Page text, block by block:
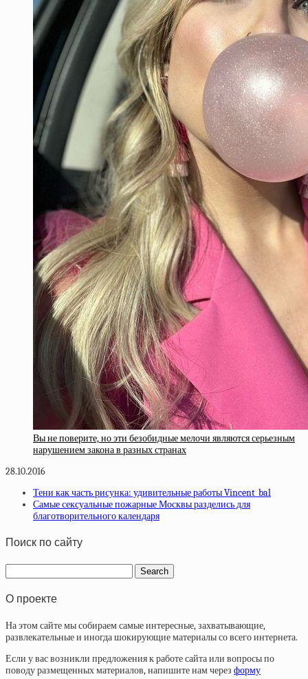
Вы не поверите, но эти безобидные мелочи являются серьезным
нарушением закона в разных странах
28.10.2016
Тени как часть рисунка: удивительные работы Vincent_bal
Самые сексуальные пожарные Москвы разделись для
благотворительного календаря
Поиск по сайту
О проекте
На этом сайте мы собираем самые интересные, захватывающие,
развлекательные и иногда шокирующие материалы со всего интернета.
Если у вас возникли предложения к работе сайта или вопросы по
поводу размещенных материалов, напишите нам через форму